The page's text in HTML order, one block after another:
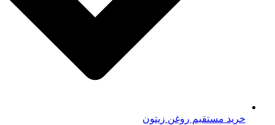
خرید مستقیم روغن زیتون